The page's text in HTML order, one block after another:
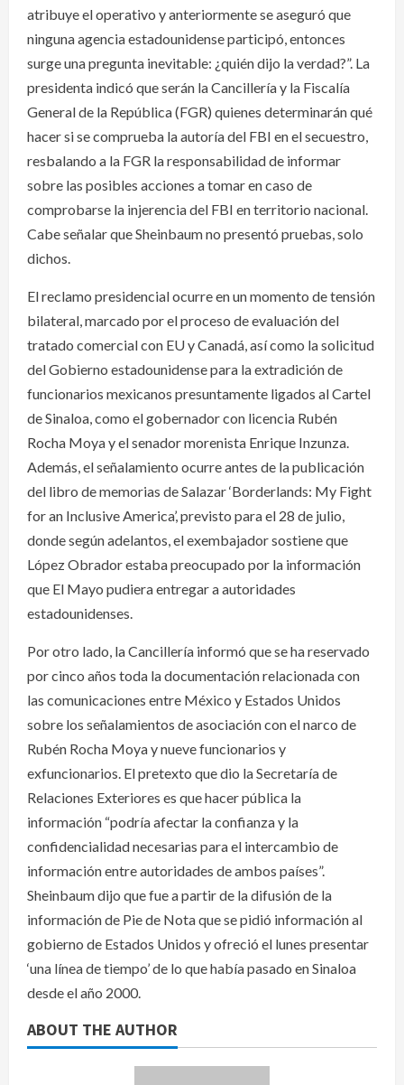
atribuye el operativo y anteriormente se aseguró que
ninguna agencia estadounidense participó, entonces
surge una pregunta inevitable: ¿quién dijo la verdad?”. La
presidenta indicó que serán la Cancillería y la Fiscalía
General de la República (FGR) quienes determinarán qué
hacer si se comprueba la autoría del FBI en el secuestro,
resbalando a la FGR la responsabilidad de informar
sobre las posibles acciones a tomar en caso de
comprobarse la injerencia del FBI en territorio nacional.
Cabe señalar que Sheinbaum no presentó pruebas, solo
dichos.
El reclamo presidencial ocurre en un momento de tensión
bilateral, marcado por el proceso de evaluación del
tratado comercial con EU y Canadá, así como la solicitud
del Gobierno estadounidense para la extradición de
funcionarios mexicanos presuntamente ligados al Cartel
de Sinaloa, como el gobernador con licencia Rubén
Rocha Moya y el senador morenista Enrique Inzunza.
Además, el señalamiento ocurre antes de la publicación
del libro de memorias de Salazar ‘Borderlands: My Fight
for an Inclusive America’, previsto para el 28 de julio,
donde según adelantos, el exembajador sostiene que
López Obrador estaba preocupado por la información
que El Mayo pudiera entregar a autoridades
estadounidenses.
Por otro lado, la Cancillería informó que se ha reservado
por cinco años toda la documentación relacionada con
las comunicaciones entre México y Estados Unidos
sobre los señalamientos de asociación con el narco de
Rubén Rocha Moya y nueve funcionarios y
exfuncionarios. El pretexto que dio la Secretaría de
Relaciones Exteriores es que hacer pública la
información “podría afectar la confianza y la
confidencialidad necesarias para el intercambio de
información entre autoridades de ambos países”.
Sheinbaum dijo que fue a partir de la difusión de la
información de Pie de Nota que se pidió información al
gobierno de Estados Unidos y ofreció el lunes presentar
‘una línea de tiempo’ de lo que había pasado en Sinaloa
desde el año 2000.
ABOUT THE AUTHOR